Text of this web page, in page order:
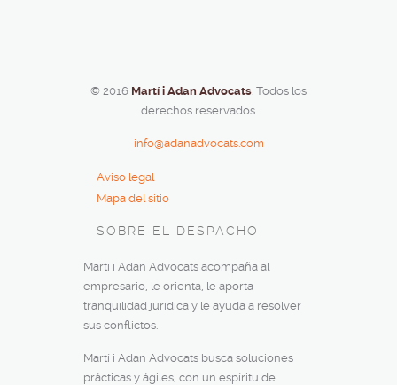
© 2016 Martí i Adan Advocats. Todos los
derechos reservados.
info@adanadvocats.com
Aviso legal
Mapa del sitio
SOBRE EL DESPACHO
Martí i Adan Advocats acompaña al
empresario, le orienta, le aporta
tranquilidad jurídica y le ayuda a resolver
sus conflictos.
Martí i Adan Advocats busca soluciones
prácticas y ágiles, con un espíritu de